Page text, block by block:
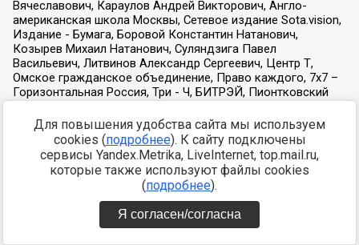
Для повышения удобства сайта мы используем
cookies (подробнее). К сайту подключены
сервисы Yandex.Metrika, LiveInternet, top.mail.ru,
которые также используют файлы cookies
(подробнее).
Я согласен/согласна